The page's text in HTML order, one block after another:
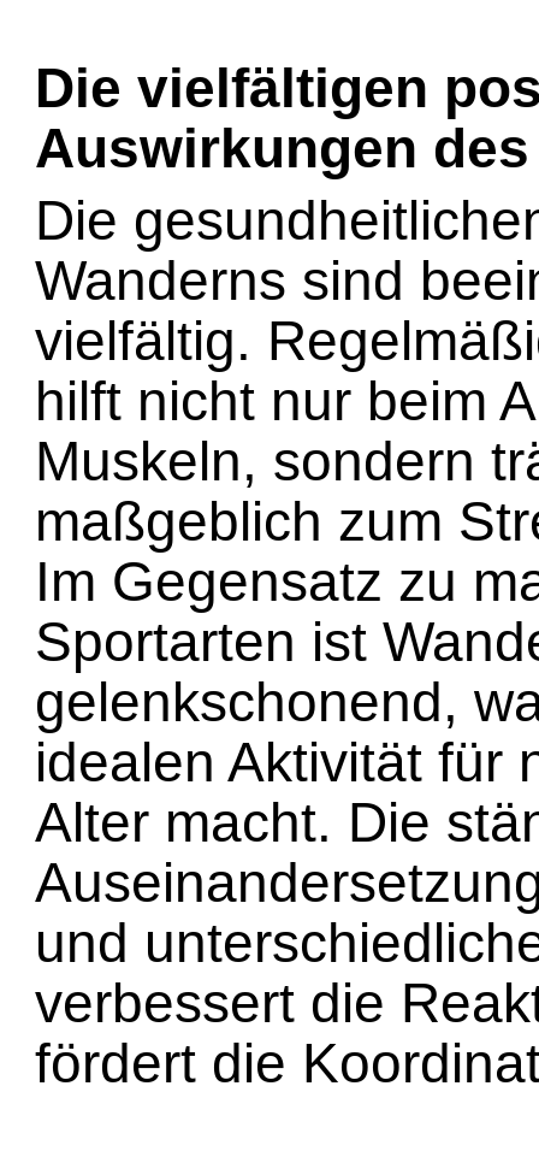
Die vielfältigen
Auswirkungen
Die
Wanderns sind
vielfältig.
hilft nicht nur beim
Muskeln, sondern
maßgeblich zum
Im Gegensatz zu
Sportarten ist
gelenkschonend,
idealen Aktivität für
Alter macht. Die
und
verbessert die
fördert die